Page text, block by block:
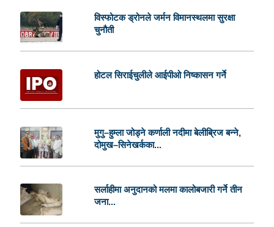
विस्फोटक ड्रोनले जर्मन विमानस्थलमा सुरक्षा
चुनौती
होटल सिराईचुलीले आईपीओ निष्कासन गर्ने
मुगु–हुम्ला जोड्ने कर्णाली नदीमा बेलीब्रिज बन्ने,
दोमुख–सिनेखर्कका...
सर्लाहीमा अनुदानको मलमा कालोबजारी गर्ने तीन
जना...